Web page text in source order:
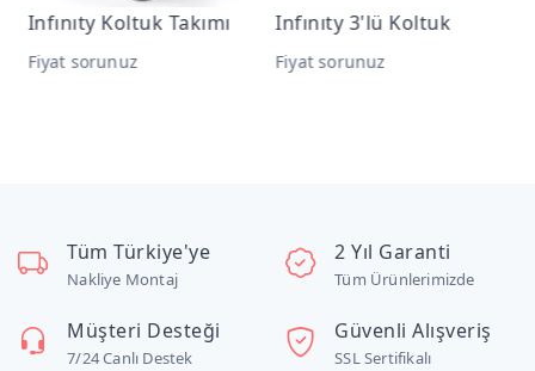
Infınıty Koltuk Takımı
Fiyat sorunuz
Infınıty 3'lü Koltuk
Fiyat sorunuz
Tüm Türkiye'ye
Nakliye Montaj
2 Yıl Garanti
Tüm Ürünlerimizde
Müşteri Desteği
7/24 Canlı Destek
Güvenli Alışveriş
SSL Sertifikalı